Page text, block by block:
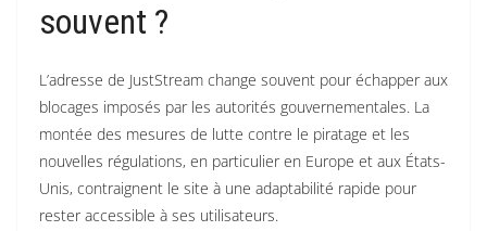
souvent ?
L’adresse de JustStream change souvent pour échapper aux
blocages imposés par les autorités gouvernementales. La
montée des mesures de lutte contre le piratage et les
nouvelles régulations, en particulier en Europe et aux États-
Unis, contraignent le site à une adaptabilité rapide pour
rester accessible à ses utilisateurs.